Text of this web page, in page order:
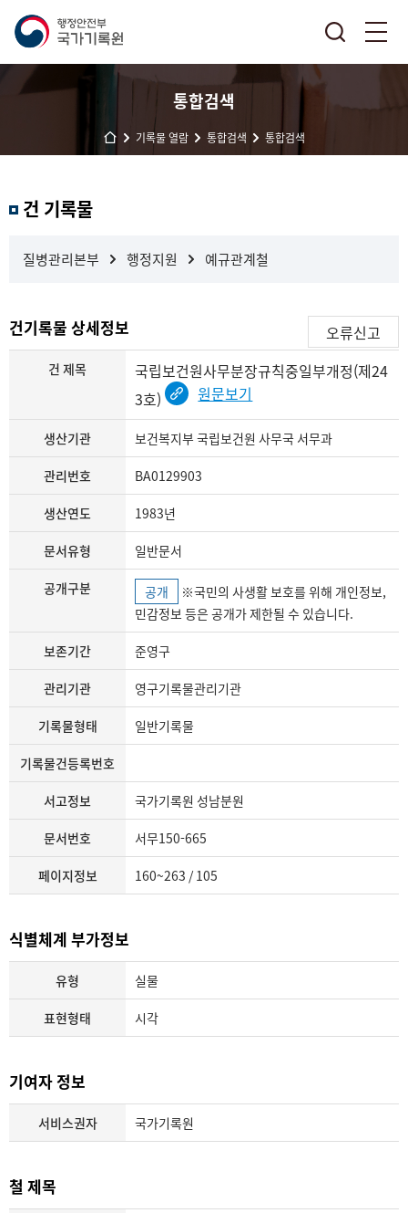
통합검색
기록물 열람 통합검색 통합검색
과 건 기록물
질병관리본부 행정지원 예규관계철
건기록물 상세정보 오류신고
건 제목
국립보건원사무분장규칙중일부개정(제24
3호)
원문보기
생산기관 보건복지부 국립보건원 사무국 서무과
관리번호 BA0129903
생산연도 1983년
문서유형 일반문서
공개구분 공개
민감정보 등은 공개가 제한될 수 있습니다.
보존기간 준영구
관리기관 영구기록물관리기관
기록물형태 일반기록물
기록물건등록번호
서고정보 국가기록원 성남분원
문서번호 서무150-665
페이지정보 160~263 / 105
식별체계 부가정보
유형 실물
표현형태 시각
기여자 정보
서비스권자 국가기록원
철 제목